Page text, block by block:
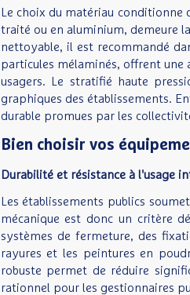
Le choix du matériau
traité ou en aluminium, demeure
nettoyable, il est recommandé
particules mélaminés, offrent une
usagers. Le stratifié haute
graphiques des établissements.
durable promues par les
Bien choisir vos
Durabilité et résistance à l'usage
Les établissements publics
mécanique est donc un critère
systèmes de fermeture, des
rayures et les peintures en
robuste permet de réduire
rationnel pour les gestionnaires